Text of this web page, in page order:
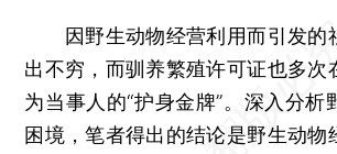
因野生动物经营利用而引发的
出不穷，而驯养繁殖许可证也多次
为当事人的“护身金牌”。深入分析
困境，笔者得出的结论是野生动物